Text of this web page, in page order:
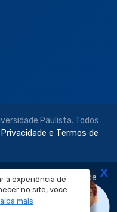
a experiência de
no site, você
mais
Paulista. Todos
e Termos de
neste site são de
de Ensino Objetivo e
– UNIP.
X